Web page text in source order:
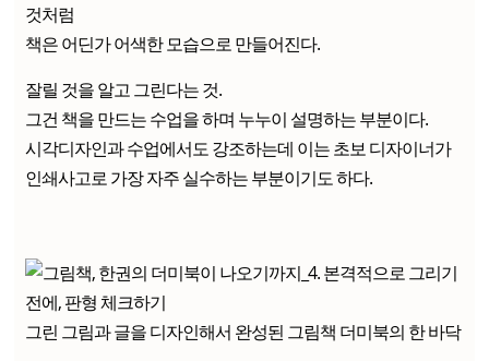
것처럼
책은 어딘가 어색한 모습으로 만들어진다.
잘릴 것을 알고 그린다는 것.
그건 책을 만드는 수업을 하며 누누이 설명하는 부분이다.
시각디자인과 수업에서도 강조하는데 이는 초보 디자이너가
인쇄사고로 가장 자주 실수하는 부분이기도 하다.
그린 그림과 글을 디자인해서 완성된 그림책 더미북의 한 바닥